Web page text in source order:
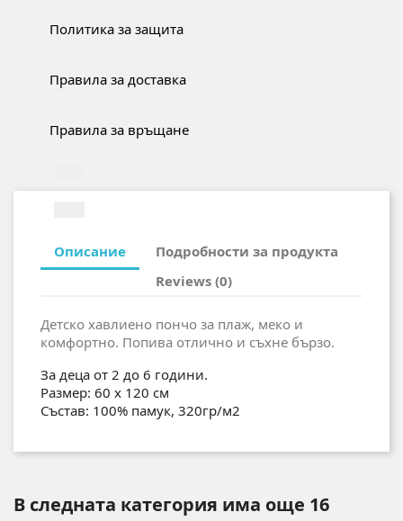
Политика за защита
Правила за доставка
Правила за връщане
Описание
Подробности за продукта
Reviews (0)
Детско хавлиено пончо за плаж, меко и
комфортно. Попива отлично и съхне бързо.
За деца от 2 до 6 години.
Размер: 60 х 120 см
Състав: 100% памук, 320гр/м2
В следната категория има още 16